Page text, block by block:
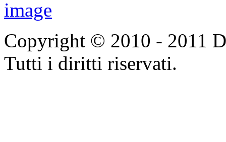
Copyright © 2010 - 2011
Tutti i diritti riservati.